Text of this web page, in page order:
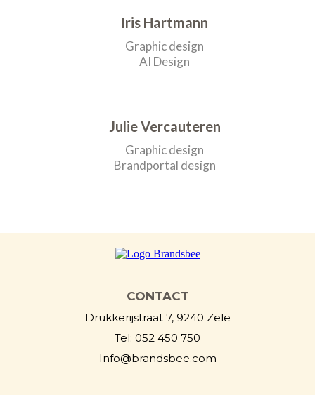
Iris Hartmann
Graphic design
AI Design
Julie Vercauteren
Graphic design
Brandportal design
CONTACT
Drukkerijstraat 7, 9240 Zele
Tel: 052 450 750
Info@brandsbee.com